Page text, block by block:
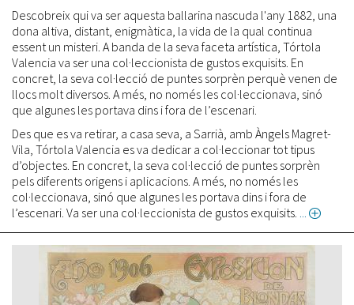
Descobreix qui va ser aquesta ballarina nascuda l'any 1882, una
dona altiva, distant, enigmàtica, la vida de la qual continua
essent un misteri. A banda de la seva faceta artística, Tórtola
Valencia va ser una col·leccionista de gustos exquisits. En
concret, la seva col·lecció de puntes sorprèn perquè venen de
llocs molt diversos. A més, no només les col·leccionava, sinó
que algunes les portava dins i fora de l’escenari.
Des que es va retirar, a casa seva, a Sarrià, amb Àngels Magret-
Vila, Tórtola Valencia es va dedicar a col·leccionar tot tipus
d’objectes. En concret, la seva col·lecció de puntes sorprèn
pels diferents origens i aplicacions. A més, no només les
col·leccionava, sinó que algunes les portava dins i fora de
l’escenari. Va ser una col·leccionista de gustos exquisits.